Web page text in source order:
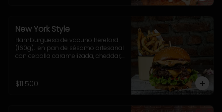
New York Style
Hamburguesa de vacuno Hereford
(160g),  en pan de sésamo artesanal
con cebolla caramelizada, cheddar,
elección.
$11.500